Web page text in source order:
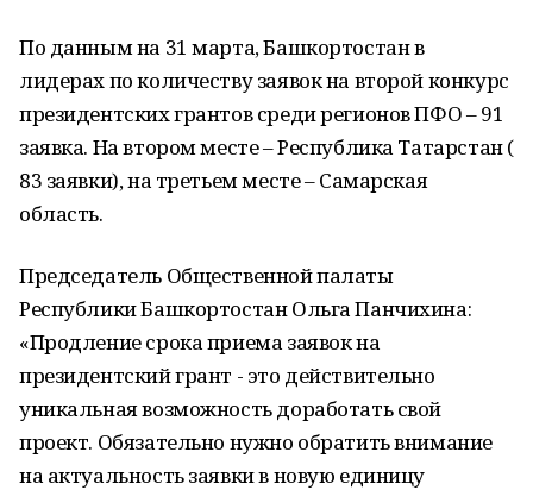
По данным на 31 марта, Башкортостан в
лидерах по количеству заявок на второй конкурс
президентских грантов среди регионов ПФО – 91
заявка. На втором месте – Республика Татарстан (
83 заявки), на третьем месте – Самарская
область.
Председатель Общественной палаты
Республики Башкортостан Ольга Панчихина:
«Продление срока приема заявок на
президентский грант - это действительно
уникальная возможность доработать свой
проект. Обязательно нужно обратить внимание
на актуальность заявки в новую единицу